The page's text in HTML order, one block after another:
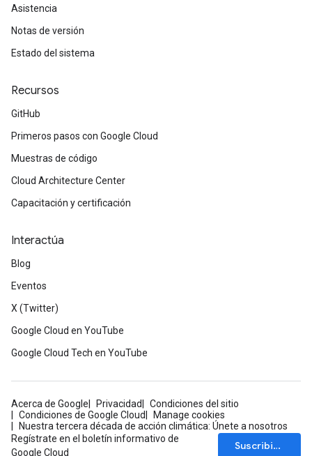
Asistencia
Notas de versión
Estado del sistema
Recursos
GitHub
Primeros pasos con Google Cloud
Muestras de código
Cloud Architecture Center
Capacitación y certificación
Interactúa
Blog
Eventos
X (Twitter)
Google Cloud en YouTube
Google Cloud Tech en YouTube
Acerca de Google Privacidad
Condiciones del sitio
Condiciones de Google Cloud
Manage cookies
Nuestra tercera década de acción climática: Únete a nosotros
Regístrate en el boletín informativo de
Google Cloud
Suscribirse